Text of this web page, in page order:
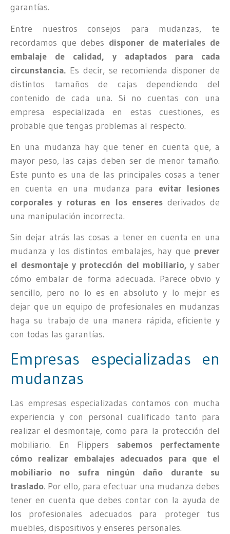
garantías.
Entre nuestros consejos para mudanzas, te
recordamos que debes disponer de materiales de
embalaje de calidad, y adaptados para cada
circunstancia. Es decir, se recomienda disponer de
distintos tamaños de cajas dependiendo del
contenido de cada una. Si no cuentas con una
empresa especializada en estas cuestiones, es
probable que tengas problemas al respecto.
En una mudanza hay que tener en cuenta que, a
mayor peso, las cajas deben ser de menor tamaño.
Este punto es una de las principales cosas a tener
en cuenta en una mudanza para evitar lesiones
corporales y roturas en los enseres derivados de
una manipulación incorrecta.
Sin dejar atrás las cosas a tener en cuenta en una
mudanza y los distintos embalajes, hay que prever
el desmontaje y protección del mobiliario,y saber
cómo embalar de forma adecuada. Parece obvio y
sencillo, pero no lo es en absoluto y lo mejor es
dejar que un equipo de profesionales en mudanzas
haga su trabajo de una manera rápida, eficiente y
con todas las garantías.
Empresas especializadas en
mudanzas
Las empresas especializadas contamos con mucha
experiencia y con personal cualificado tanto para
realizar el desmontaje, como para la protección del
mobiliario. En Flippers sabemos perfectamente
cómo realizar embalajes adecuados para que el
mobiliario no sufra ningún daño durante su
traslado. Por ello, para efectuar una mudanza debes
tener en cuenta que debes contar con la ayuda de
los profesionales adecuados para proteger tus
muebles, dispositivos y enseres personales.